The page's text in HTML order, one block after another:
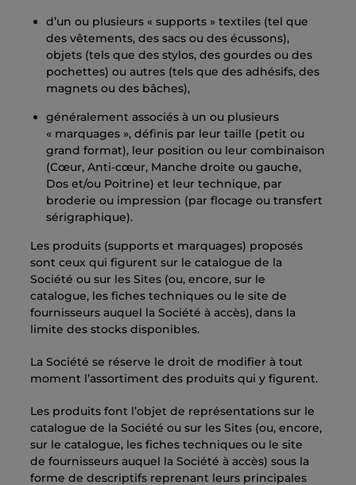
d’un ou plusieurs « supports » textiles (tel que
des vêtements, des sacs ou des écussons),
objets (tels que des stylos, des gourdes ou des
pochettes) ou autres (tels que des adhésifs, des
magnets ou des bâches),
généralement associés à un ou plusieurs
« marquages », définis par leur taille (petit ou
grand format), leur position ou leur combinaison
(Cœur, Anti-cœur, Manche droite ou gauche,
Dos et/ou Poitrine) et leur technique, par
broderie ou impression (par flocage ou transfert
sérigraphique).
Les produits (supports et marquages) proposés
sont ceux qui figurent sur le catalogue de la
Société ou sur les Sites (ou, encore, sur le
catalogue, les fiches techniques ou le site de
fournisseurs auquel la Société à accès), dans la
limite des stocks disponibles.
La Société se réserve le droit de modifier à tout
moment l’assortiment des produits qui y figurent.
Les produits font l’objet de représentations sur le
catalogue de la Société ou sur les Sites (ou, encore,
sur le catalogue, les fiches techniques ou le site
de fournisseurs auquel la Société à accès) sous la
forme de descriptifs reprenant leurs principales